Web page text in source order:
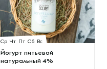
Ср Чт Пт Сб Вс
Йогурт питьевой
натуральный 4%